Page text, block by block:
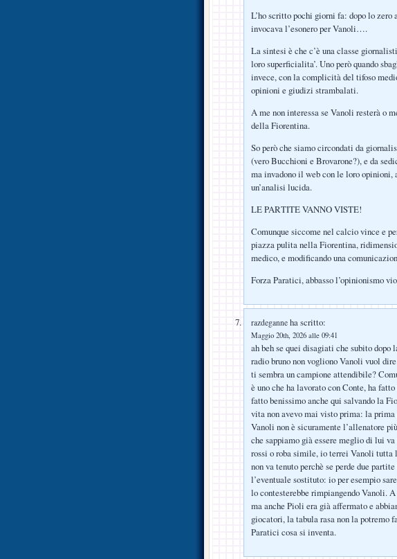
L’ho scritto pochi giorni fa: dopo lo zero
invocava l’esonero per Vanoli….
La sintesi è che c’è una classe
loro superficialita’. Uno però quando
invece, con la complicità del tifoso
opinioni e giudizi strambalati.
A me non interessa se Vanoli resterà o
della Fiorentina.
So però che siamo circondati da
(vero Bucchioni e Brovarone?), e da
ma invadono il web con le loro opinioni,
un’analisi lucida.
LE PARTITE VANNO VISTE!
Comunque siccome nel calcio vince e
piazza pulita nella Fiorentina,
medico, e modificando una
Forza Paratici, abbasso l’opinionismo
razdeganne ha scritto:
Maggio 20th, 2026 alle 09:41
ah beh se quei disagiati che subito
radio bruno non vogliono Vanoli vuol
ti sembra un campione attendibile?
è uno che ha lavorato con Conte, ha
fatto benissimo anche qui salvando la
vita non avevo mai visto prima: la
Vanoli non è sicuramente l’allenatore
che sappiamo già essere meglio di lui va
rossi o roba simile, io terrei Vanoli tutta
non va tenuto perchè se perde due
l’eventuale sostituto: io per esempio
lo contesterebbe rimpiangendo Vanoli.
ma anche Pioli era già affermato e
giocatori, la tabula rasa non la potremo
Paratici cosa si inventa.